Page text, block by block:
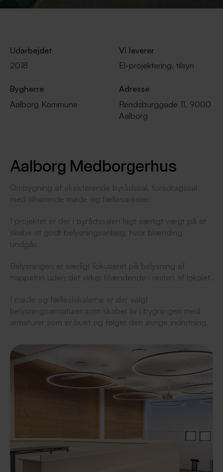
Udarbejdet
2018
Vi leverer
El-projektering, tilsyn
Bygherre
Aalborg Kommune
Adresse
Rendsburggade 11, 9000
Aalborg
Aalborg Medborgerhus
Ombygning af eksisterende byrådssal, foredragssal
med tilhørende møde og fællesarealer.
I projektet er der i byrådssalen lagt særligt vægt på at
skabe et godt belysningsanlæg, hvor blænding
undgås.
Belysningen er særligt fokuseret på belysning af
trappetrin uden det virker blændende i resten af lokalet.
I møde og fælleslokalerne er der valgt
belysningsarmaturer som skaber liv i bygningen med
armaturer som er buet og følger den øvrige indretning.